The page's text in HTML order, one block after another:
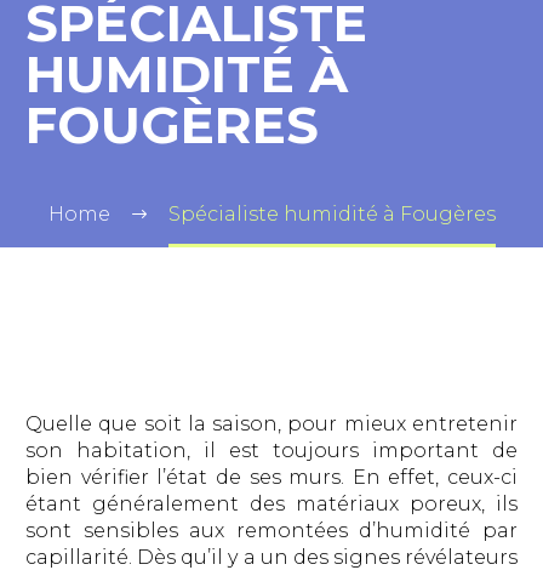
SPÉCIALISTE
HUMIDITÉ À
FOUGÈRES
Home Spécialiste humidité à Fougères
Quelle que soit la saison, pour mieux entretenir
son habitation, il est toujours important de
bien vérifier l’état de ses murs. En effet, ceux-ci
étant généralement des matériaux poreux, ils
sont sensibles aux remontées d’humidité par
capillarité. Dès qu’il y a un des signes révélateurs